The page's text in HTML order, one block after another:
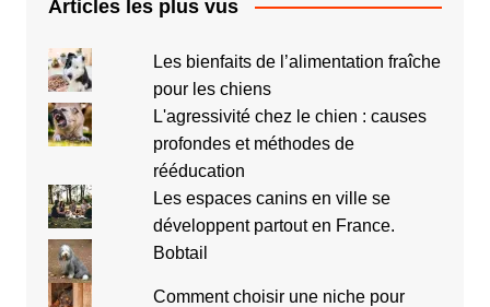
Articles les plus vus
Les bienfaits de l’alimentation fraîche
pour les chiens
L'agressivité chez le chien : causes
profondes et méthodes de
rééducation
Les espaces canins en ville se
développent partout en France.
Bobtail
Comment choisir une niche pour